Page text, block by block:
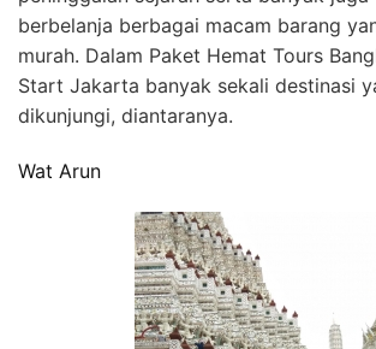
berbelanja berbagai macam barang
murah. Dalam Paket Hemat Tours
Start Jakarta banyak sekali destinasi
dikunjungi, diantaranya.
Wat Arun